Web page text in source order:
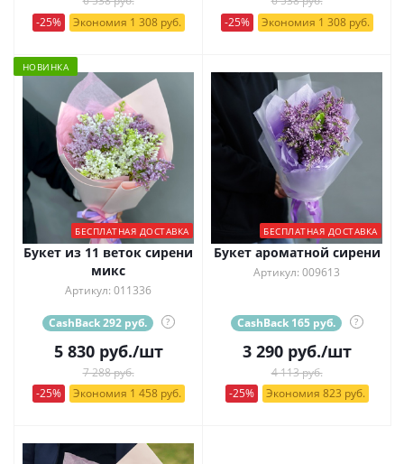
-25%
Экономия 1 308 руб.
-25%
Экономия 1 308 руб.
НОВИНКА
БЕСПЛАТНАЯ ДОСТАВКА
Букет из 11 веток сирени
микс
Артикул: 011336
CashBack 292 руб. ?
5 830руб./шт
7 288 руб.
-25%
Экономия 1 458 руб.
БЕСПЛАТНАЯ ДОСТАВКА
Букет ароматной сирени
Артикул: 009613
CashBack 165 руб. ?
3 290руб./шт
4 113 руб.
-25%
Экономия 823 руб.